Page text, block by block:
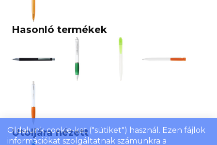
Hasonló termékek
Utoljára nézett
Oldalunk cookie-kat ("sütiket") használ. Ezen fájlok
információkat szolgáltatnak számunkra a